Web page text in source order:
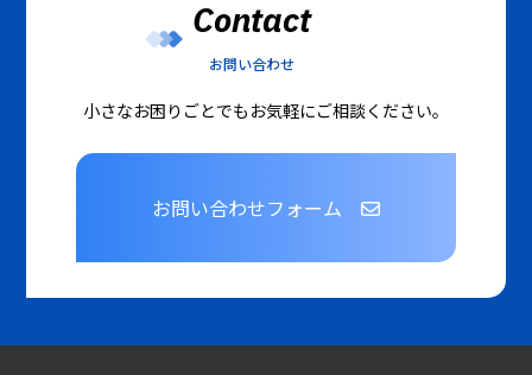
Contact
お問い合わせ
小さなお困りごとでもお気軽にご相談ください。
お問い合わせフォーム